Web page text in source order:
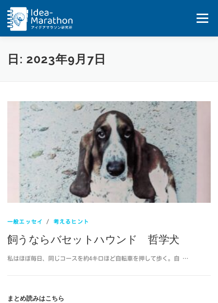
メニュー
HOME IDEA-MARATHON
COMPANY CONTACT
日: 2023年9月7日
一般エッセイ / 考えるヒント
飼うならバセットハウンド 哲学犬
私はほぼ毎日、同じコースを約4キロほど自転車を押して歩く。自 …
まとめ読みはこちら